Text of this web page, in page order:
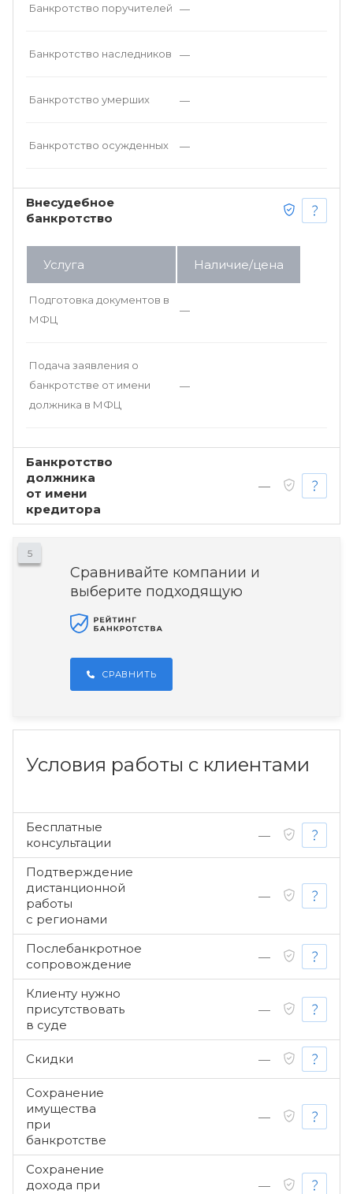
Банкротство поручителей —
Банкротство наследников —
Банкротство умерших —
Банкротство осужденных —
Внесудебное
банкротство
Услуга Наличие/цена
Подготовка документов в
МФЦ
—
Подача заявления о
банкротстве от имени
должника в МФЦ
—
Банкротство
должника
от имени
кредитора
—
5
Сравнивайте компании и
выберите подходящую
СРАВНИТЬ
Условия работы с клиентами
Бесплатные
консультации
—
Подтверждение
дистанционной
работы
с регионами
—
Послебанкротное
сопровождение
—
Клиенту нужно
присутствовать
в суде
—
Скидки —
Сохранение
имущества
при
банкротстве
—
Сохранение
дохода при
—